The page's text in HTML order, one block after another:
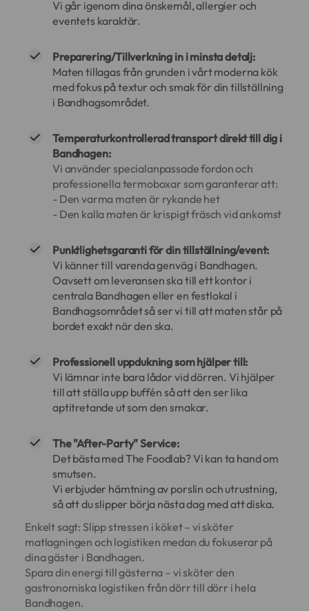
Vi går igenom dina önskemål, allergier och
eventets karaktär.
Preparering/Tillverkning in i minsta detalj:
Maten tillagas från grunden i vårt moderna kök
med fokus på textur och smak för din tillställning
i Bandhagsområdet.
Temperaturkontrollerad transport direkt till dig i
Bandhagen:
Vi använder specialanpassade fordon och
professionella termoboxar som garanterar att:
- Den varma maten är rykande het
- Den kalla maten är krispigt fräsch vid ankomst
Punktlighetsgaranti för din tillställning/event:
Vi känner till varenda genväg i Bandhagen.
Oavsett om leveransen ska till ett kontor i
centrala Bandhagen eller en festlokal i
Bandhagsområdet så ser vi till att maten står på
bordet exakt när den ska.
Professionell uppdukning som hjälper till:
Vi lämnar inte bara lådor vid dörren. Vi hjälper
till att ställa upp buffén så att den ser lika
aptitretande ut som den smakar.
The "After-Party" Service:
Det bästa med The Foodlab? Vi kan ta hand om
smutsen.
Vi erbjuder hämtning av porslin och utrustning,
så att du slipper börja nästa dag med att diska.
Enkelt sagt: Slipp stressen i köket – vi sköter
matlagningen och logistiken medan du fokuserar på
dina gäster i Bandhagen.
Spara din energi till gästerna – vi sköter den
gastronomiska logistiken från dörr till dörr i hela
Bandhagen.